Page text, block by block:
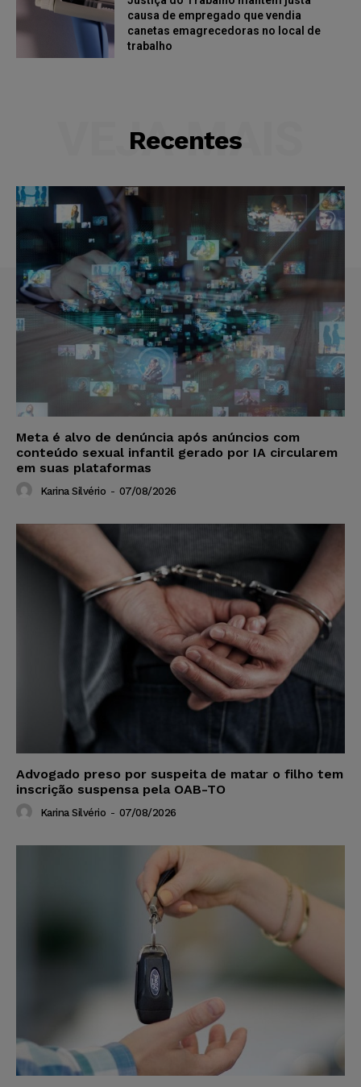
causa de empregado que vendia
canetas emagrecedoras no local de
trabalho
Recentes
VEJA MAIS
Meta é alvo de denúncia após anúncios com
conteúdo sexual infantil gerado por IA circularem
em suas plataformas
Karina Silvério - 07/08/2026
Advogado preso por suspeita de matar o filho tem
inscrição suspensa pela OAB-TO
Karina Silvério - 07/08/2026